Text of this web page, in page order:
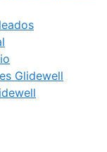
Glidewell